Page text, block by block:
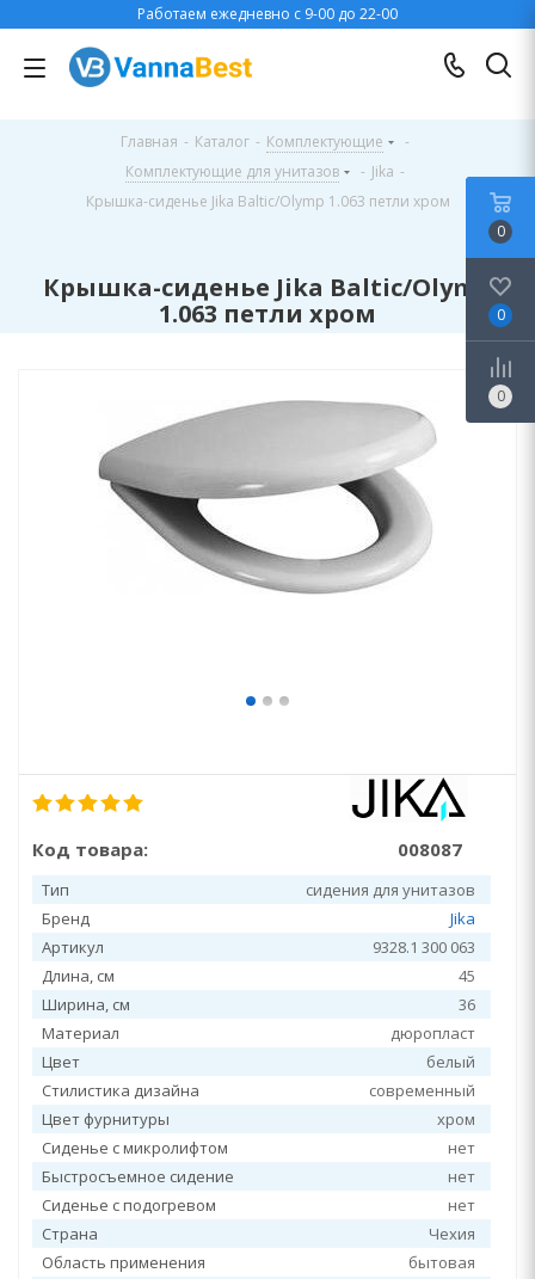
Работаем ежедневно с 9-00 до 22-00
Главная - Каталог - Комплектующие
-
Комплектующие для унитазов
- Jika -
Крышка-сиденье Jika Baltic/Olymp 1.063 петли хром
Крышка-сиденье Jika Baltic/Olymp
1.063 петли хром
Код товара: 008087
Тип
сидения для унитазов
Бренд
Jika
Артикул
9328.1 300 063
Длина, см
45
Ширина, см
36
Материал
дюропласт
Цвет
белый
Стилистика дизайна
современный
Цвет фурнитуры
хром
Сиденье с микролифтом
нет
Быстросъемное сидение
нет
Сиденье с подогревом
нет
Страна
Чехия
Область применения
бытовая
0
0
0